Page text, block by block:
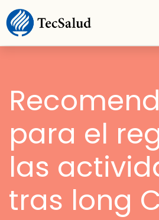
para el
las
tras long